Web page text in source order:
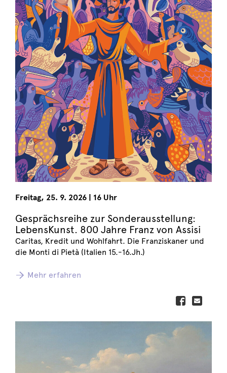
Freitag, 25. 9. 2026 | 16 Uhr
Gesprächsreihe zur Sonderausstellung:
LebensKunst. 800 Jahre Franz von Assisi
Caritas, Kredit und Wohlfahrt. Die Franziskaner und
die Monti di Pietà (Italien 15.-16.Jh.)
Mehr erfahren